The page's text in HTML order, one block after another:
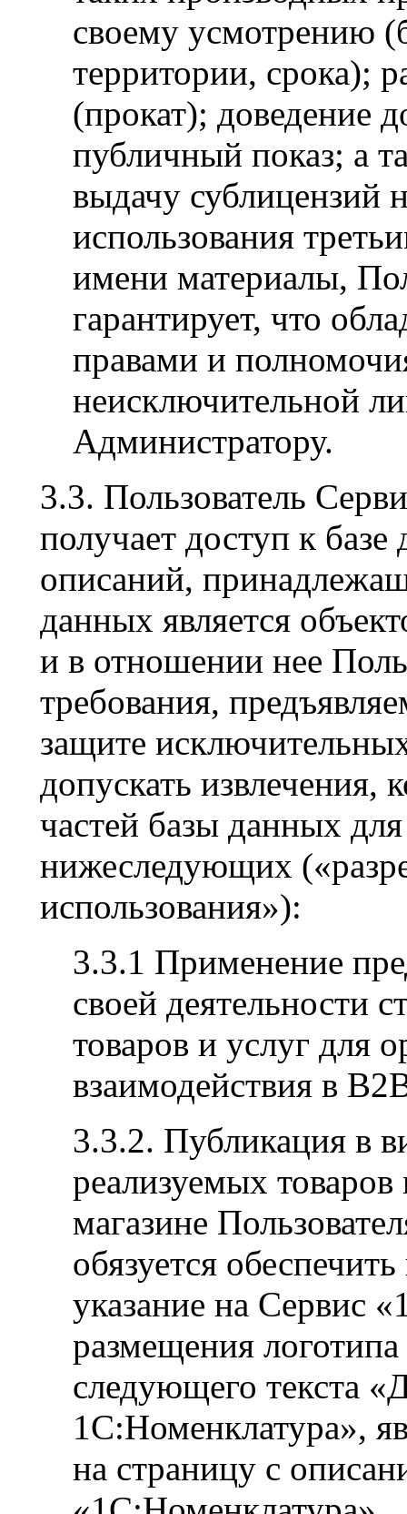
своему усмотрению
территории, срока);
(прокат); доведение
публичный показ; а
выдачу сублицензий
использования
имени материалы,
гарантирует, что
правами и
неисключительной
Администратору.
3.3. Пользователь
получает доступ к
описаний,
данных является
и в отношении нее
требования,
защите
допускать извлечения,
частей базы данных
нижеследующих
использования»):
3.3.1 Применение
своей деятельности
товаров и услуг для
взаимодействия в
3.3.2. Публикация в
реализуемых
магазине
обязуется
указание на Сервис
размещения
следующего текста
1С:Номенклатура»,
на страницу с